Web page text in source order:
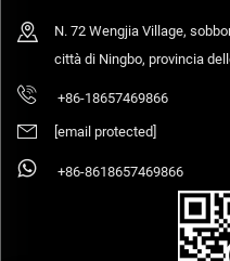
N. 72 Wengjia Village,
città di Ningbo, provincia
+86-18657469866
[email protected]
+86-8618657469866